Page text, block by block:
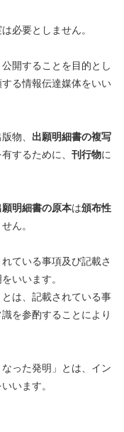
必要としません。
開することを目的とし
る情報伝達媒体をいい
物、 出願明細書の複写
有するために、 刊行物に
願明細書の原本は頒布性
ん。
ている事項及び記載さ
いいます。
とは、記載されている事
を参酌することにより
った発明」とは、イン
います。